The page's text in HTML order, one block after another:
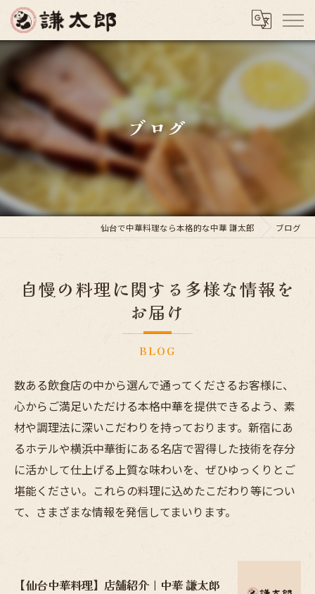
ブログ
仙台で中華料理なら本格的な中華 謙太郎 ブログ
自慢の料理に関する多様な情報を
お届け
BLOG
数ある飲食店の中から選んで通ってくださるお客様に、
心からご満足いただける本格中華を提供できるよう、素
材や調理法に深いこだわりを持っております。新宿にあ
るホテルや横浜中華街にある名店で習得した技術を存分
に活かして仕上げる上質な味わいを、ぜひゆっくりとご
堪能ください。これらの料理に込めたこだわり等につい
て、さまざまな情報を発信してまいります。
【仙台中華料理】店舗紹介｜中華 謙太郎